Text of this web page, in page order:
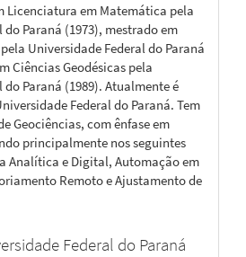
Licenciatura em Matemática pela
Paraná (1973), mestrado em
Universidade Federal do Paraná
Ciências Geodésicas pela
Paraná (1989). Atualmente é
Federal do Paraná. Tem
Geociências, com ênfase em
principalmente nos seguintes
Analítica e Digital, Automação em
Remoto e Ajustamento de
Federal do Paraná